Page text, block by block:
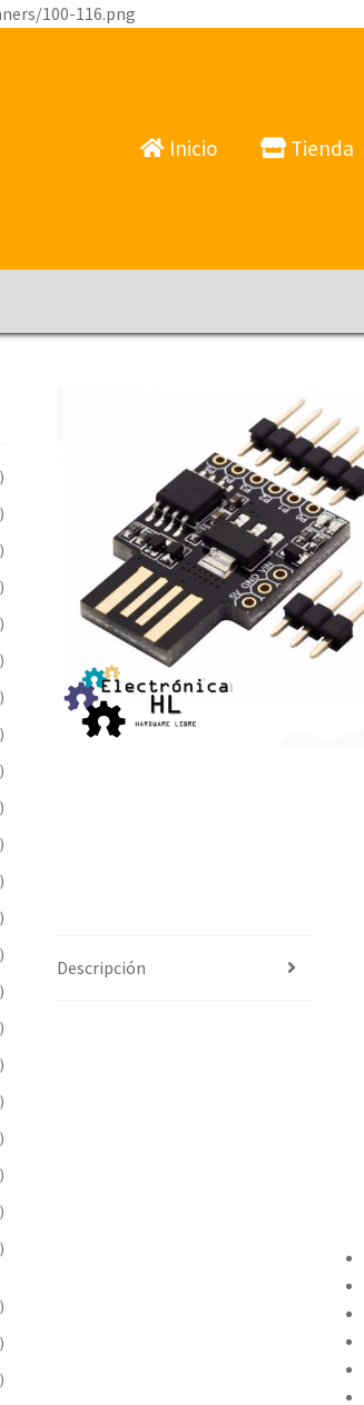
100-116.png
Inicio Tienda
Descripción